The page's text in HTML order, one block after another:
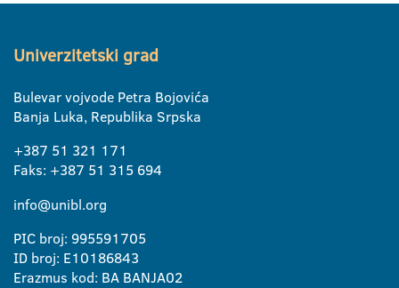
Univerzitetski grad
Bulevar vojvode Petra Bojovića
Banja Luka, Republika Srpska
+387 51 321 171
Faks: +387 51 315 694
info@unibl.org
PIC broj: 995591705
ID broj: E10186843
Erazmus kod: BA BANJA02